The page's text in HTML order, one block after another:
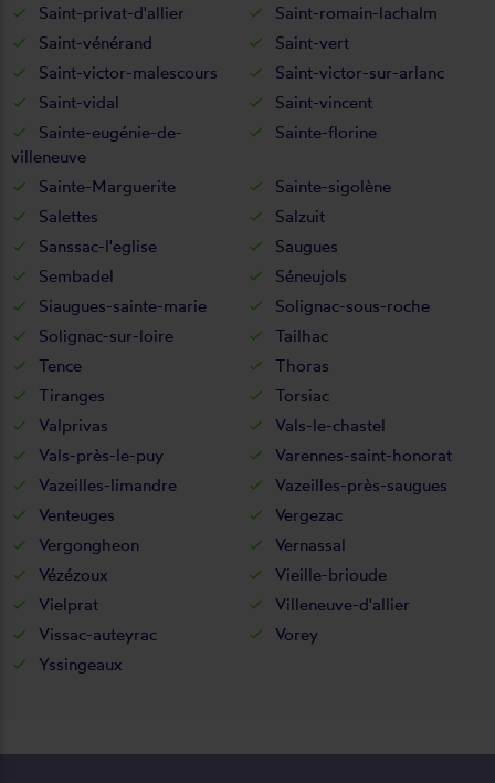
Saint-privat-d'allier
Saint-romain-lachalm
Saint-vénérand
Saint-vert
Saint-victor-malescours
Saint-victor-sur-arlanc
Saint-vidal
Saint-vincent
Sainte-eugénie-de-
villeneuve
Sainte-florine
Sainte-Marguerite
Sainte-sigolène
Salettes
Salzuit
Sanssac-l'eglise
Saugues
Sembadel
Séneujols
Siaugues-sainte-marie
Solignac-sous-roche
Solignac-sur-loire
Tailhac
Tence
Thoras
Tiranges
Torsiac
Valprivas
Vals-le-chastel
Vals-près-le-puy
Varennes-saint-honorat
Vazeilles-limandre
Vazeilles-près-saugues
Venteuges
Vergezac
Vergongheon
Vernassal
Vézézoux
Vieille-brioude
Vielprat
Villeneuve-d'allier
Vissac-auteyrac
Vorey
Yssingeaux